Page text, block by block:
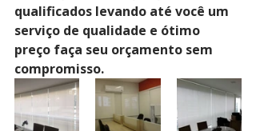
qualificados levando até você um
serviço de qualidade e ótimo
preço faça seu orçamento sem
compromisso.